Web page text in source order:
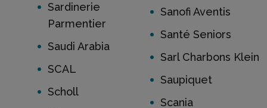
Sardinerie
Parmentier
Saudi Arabia
SCAL
Scholl
Sanofi Aventis
Santé Seniors
Sarl Charbons Klein
Saupiquet
Scania